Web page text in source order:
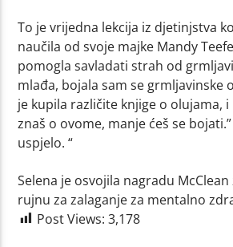
To je vrijedna lekcija iz djetinjstva
naučila od svoje majke Mandy
pomogla savladati strah od
mlađa, bojala sam se grmljavinske
je kupila različite knjige o olujama, i
znaš o ovome, manje ćeš se
uspjelo. “
Selena je osvojila nagradu McClean
rujnu za zalaganje za mentalno
Post Views: 3,178